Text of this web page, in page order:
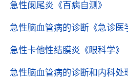
急性阑尾炎 《百病自测》
急性脑血管病的诊断 《急诊医
急性卡他性结膜炎 《眼科学》
急性脑血管病的诊断和内科处